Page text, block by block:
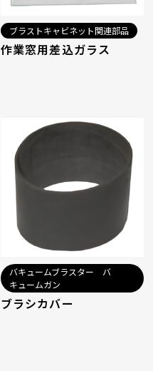
ブラストキャビネット関連部品
作業窓用差込ガラス
バキュームブラスター バ
キュームガン
ブラシカバー